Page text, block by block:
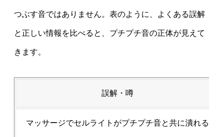
つぶす音ではありません。表のように、よくある誤解
と正しい情報を比べると、プチプチ音の正体が見えて
きます。
誤解・噂
マッサージでセルライトがプチプチ音と共に潰れる